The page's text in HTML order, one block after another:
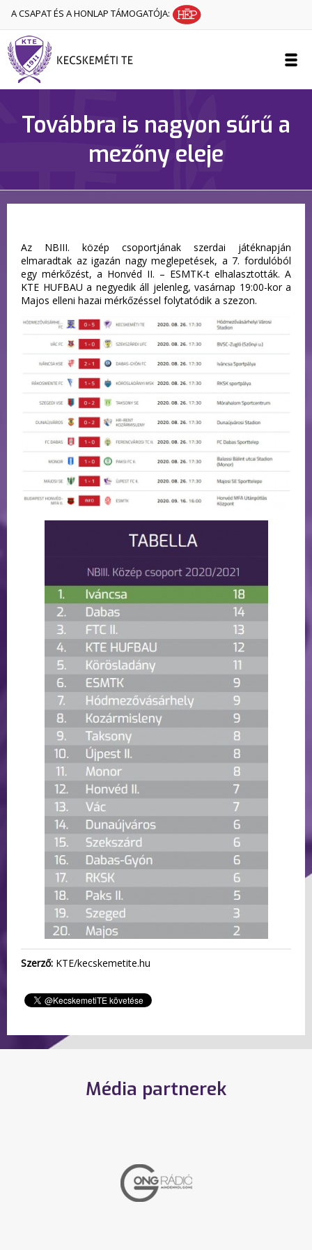
A CSAPAT ÉS A HONLAP TÁMOGATÓJA:
Továbbra is nagyon sűrű a
mezőny eleje
Az NBIII. közép csoportjának szerdai játéknapján
elmaradtak az igazán nagy meglepetések, a 7. fordulóból
egy mérkőzést, a Honvéd II. – ESMTK-t elhalasztották. A
KTE HUFBAU a negyedik áll jelenleg, vasárnap 19:00-kor a
Majos elleni hazai mérkőzéssel folytatódik a szezon.
Szerző: KTE/kecskemetite.hu
Média partnerek